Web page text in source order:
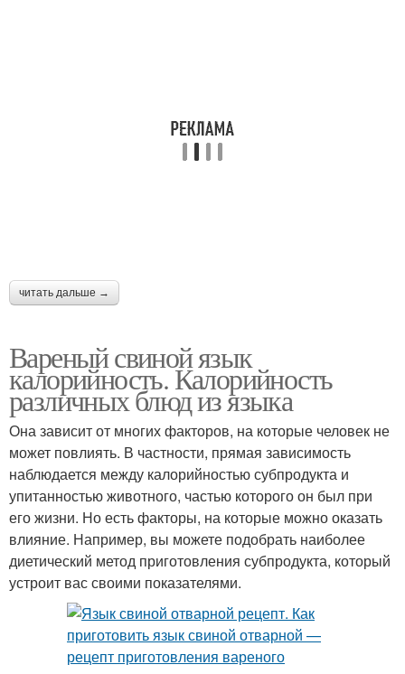
читать дальше →
Вареный свиной язык
калорийность. Калорийность
различных блюд из языка
Она зависит от многих факторов, на которые человек не
может повлиять. В частности, прямая зависимость
наблюдается между калорийностью субпродукта и
упитанностью животного, частью которого он был при
его жизни. Но есть факторы, на которые можно оказать
влияние. Например, вы можете подобрать наиболее
диетический метод приготовления субпродукта, который
устроит вас своими показателями.